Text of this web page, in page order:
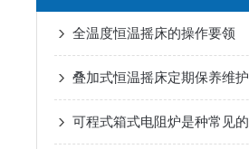
全温度恒温摇床的操作要领